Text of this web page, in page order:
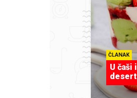
ČLANAK
U čaši